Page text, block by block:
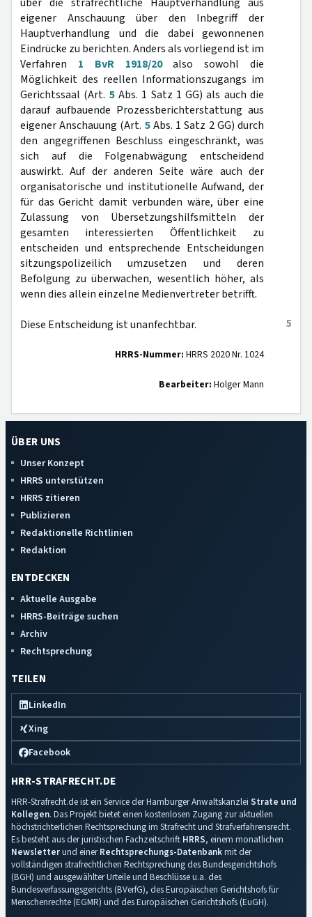
eigener Anschauung über den Inbegriff der
Hauptverhandlung und die dabei gewonnenen
Eindrücke zu berichten. Anders als vorliegend ist im
Verfahren 1 BvR 1918/20also sowohl die
Möglichkeit des reellen Informationszugangs im
Gerichtssaal (Art. 5Abs. 1 Satz 1 GG) als auch die
darauf aufbauende Prozessberichterstattung aus
eigener Anschauung (Art. 5Abs. 1 Satz 2 GG) durch
den angegriffenen Beschluss eingeschränkt, was
sich auf die Folgenabwägung entscheidend
auswirkt. Auf der anderen Seite wäre auch der
organisatorische und institutionelle Aufwand, der
für das Gericht damit verbunden wäre, über eine
Zulassung von Übersetzungshilfsmitteln der
gesamten interessierten Öffentlichkeit zu
entscheiden und entsprechende Entscheidungen
sitzungspolizeilich umzusetzen und deren
Befolgung zu überwachen, wesentlich höher, als
wenn dies allein einzelne Medienvertreter betrifft.
5
Diese Entscheidung ist unanfechtbar.
HRRS-Nummer: HRRS 2020 Nr. 1024
Bearbeiter: Holger Mann
ÜBER UNS
Unser Konzept
HRRS unterstützen
HRRS zitieren
Publizieren
Redaktionelle Richtlinien
Redaktion
ENTDECKEN
Aktuelle Ausgabe
HRRS-Beiträge suchen
Archiv
Rechtsprechung
TEILEN
LinkedIn
Xing
Facebook
HRR-STRAFRECHT.DE
HRR-Strafrecht.de ist ein Service der Hamburger Anwaltskanzlei Strate und
Kollegen. Das Projekt bietet einen kostenlosen Zugang zur aktuellen
höchstrichterlichen Rechtsprechung im Strafrecht und Strafverfahrensrecht.
Es besteht aus der juristischen Fachzeitschrift HRRS, einem monatlichen
Newsletterund einerRechtsprechungs-Datenbankmit der
vollständigen strafrechtlichen Rechtsprechung des Bundesgerichtshofs
(BGH) und ausgewählter Urteile und Beschlüsse u.a. des
Bundesverfassungsgerichts (BVerfG), des Europäischen Gerichtshofs für
Menschenrechte (EGMR) und des Europäischen Gerichtshofs (EuGH).